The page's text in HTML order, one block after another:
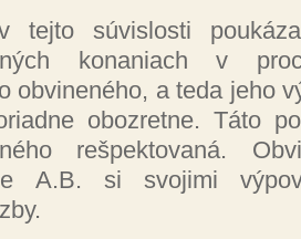
tejtosúvislosti
konaniach v
obvineného, a teda jeho
obozretne. Táto
rešpektovaná.
A.B. si svojimi